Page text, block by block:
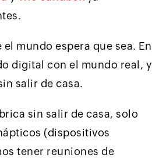
mundo espera que sea. En
digital con el mundo real, y
salir de casa.
sin salir de casa, solo
(dispositivos
tener reuniones de